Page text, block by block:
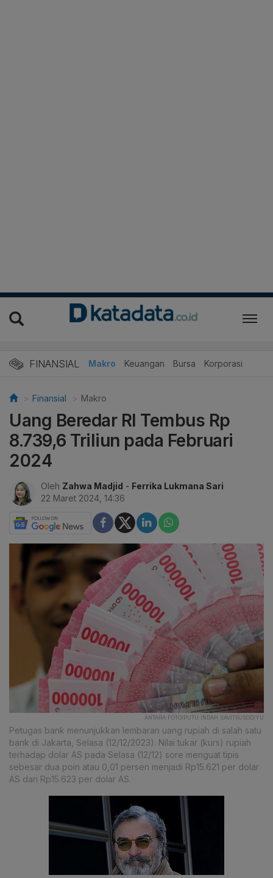
FINANSIAL Makro Keuangan Bursa Korporasi
Finansial Makro
Uang Beredar RI Tembus Rp
8.739,6 Triliun pada Februari
2024
Oleh Zahwa Madjid - Ferrika Lukmana Sari
22 Maret 2024, 14:36
ANTARA FOTO/PUTU INDAH SAVITRI/SGD/YU
Petugas bank menunjukkan lembaran uang rupiah di salah satu
bank di Jakarta, Selasa (12/12/2023). Nilai tukar (kurs) rupiah
terhadap dolar AS pada Selasa (12/12) sore menguat tipis
sebesar dua poin atau 0,01 persen menjadi Rp15.621 per dolar
AS dari Rp15.623 per dolar AS.